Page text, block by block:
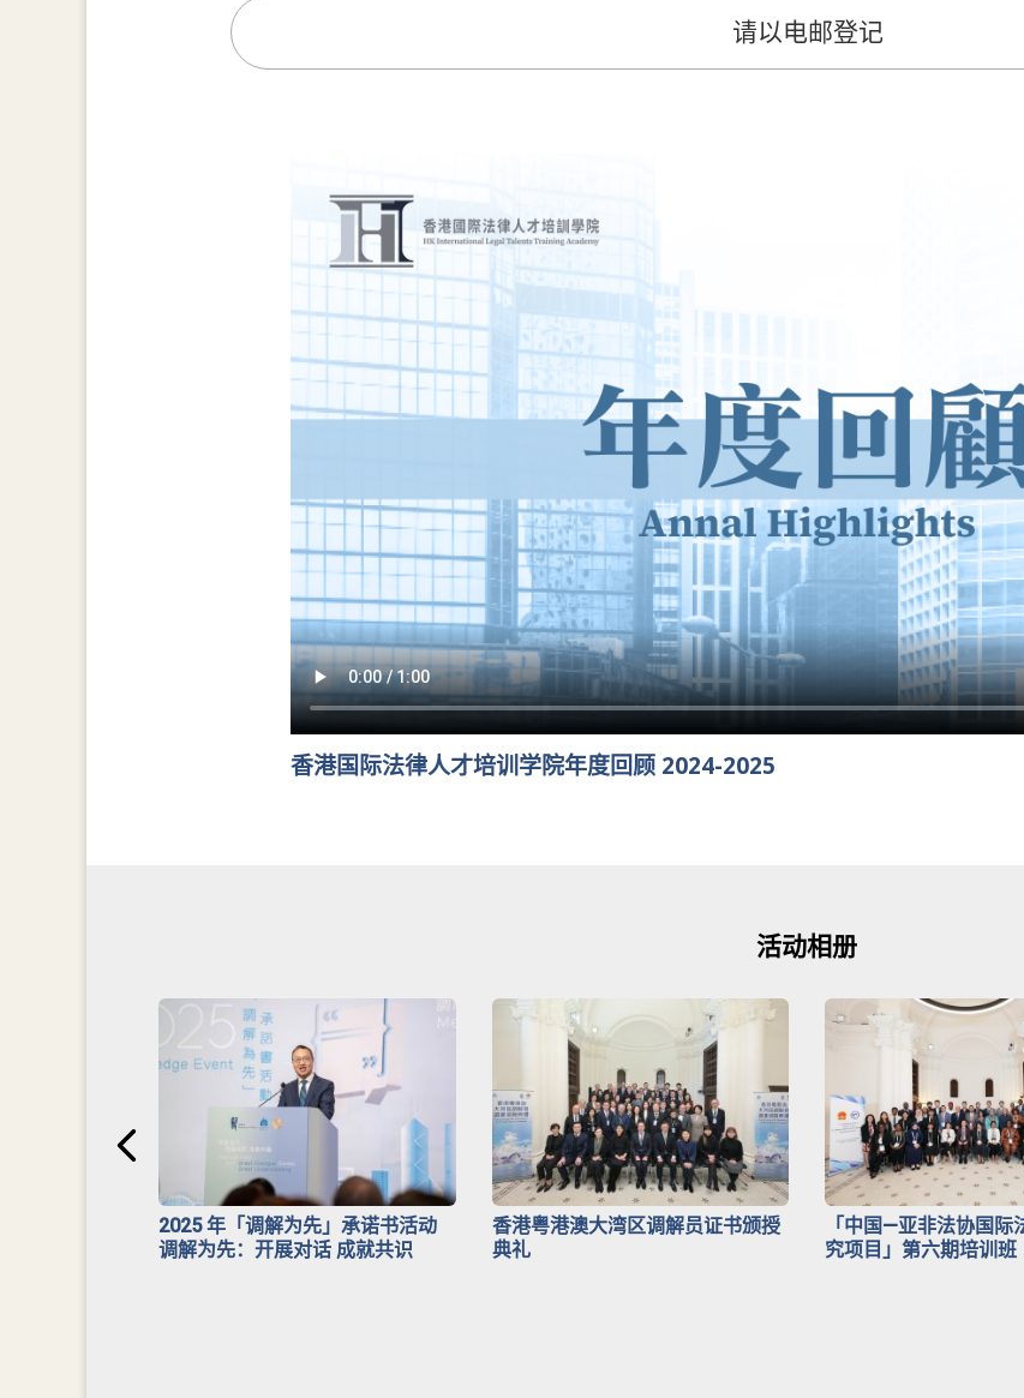
香港国际法律人才培训学院年度回顾 2024-2025
活动相册
2025 年「调解为先」承诺书活动
调解为先：开展对话 成就共识
香港粤港澳大湾区调解员证书颁授
典礼
「中国—亚非法协国际
究项目」第六期培训